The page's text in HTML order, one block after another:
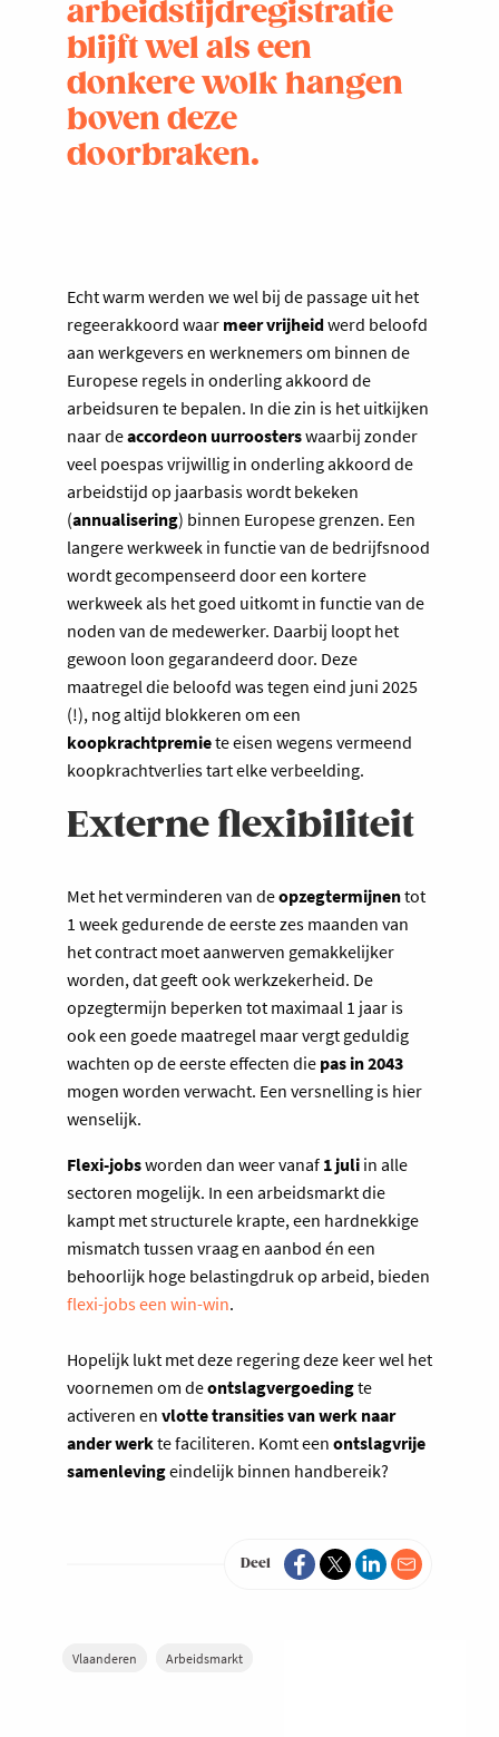
arbeidstijdregistratie
blijft wel als een
donkere wolk hangen
boven deze
doorbraken.
Echt warm werden we wel bij de passage uit het
regeerakkoord waar meer vrijheidwerd beloofd
aan werkgevers en werknemers om binnen de
Europese regels in onderling akkoord de
arbeidsuren te bepalen. In die zin is het uitkijken
naar deaccordeon uurroosterswaarbij zonder
veel poespas vrijwillig in onderling akkoord de
arbeidstijd op jaarbasis wordt bekeken
(annualisering) binnen Europese grenzen. Een
langere werkweek in functie van de bedrijfsnood
wordt gecompenseerd door een kortere
werkweek als het goed uitkomt in functie van de
noden van de medewerker. Daarbij loopt het
gewoon loon gegarandeerd door. Deze
maatregel die beloofd was tegen eind juni 2025
(!), nog altijd blokkeren om een
koopkrachtpremiete eisen wegens vermeend
koopkrachtverlies tart elke verbeelding.
Externe flexibiliteit
Met het verminderen van deopzegtermijnentot
1 week gedurende de eerste zes maanden van
het contract moet aanwerven gemakkelijker
worden, dat geeft ook werkzekerheid. De
opzegtermijn beperken tot maximaal 1 jaar is
ook een goede maatregel maar vergt geduldig
wachten op de eerste effecten die pas in 2043
mogen worden verwacht. Een versnelling is hier
wenselijk.
Flexi-jobsworden dan weer vanaf 1 juli in alle
sectoren mogelijk. In een arbeidsmarkt die
kampt met structurele krapte, een hardnekkige
mismatch tussen vraag en aanbod én een
behoorlijk hoge belastingdruk op arbeid, bieden
flexi-jobs een win-win.
Hopelijk lukt met deze regering deze keer wel het
voornemen om deontslagvergoedingte
activeren en vlotte transities van werk naar
ander werkte faciliteren. Komt een ontslagvrije
samenlevingeindelijk binnen handbereik?
Deel
Vlaanderen Arbeidsmarkt